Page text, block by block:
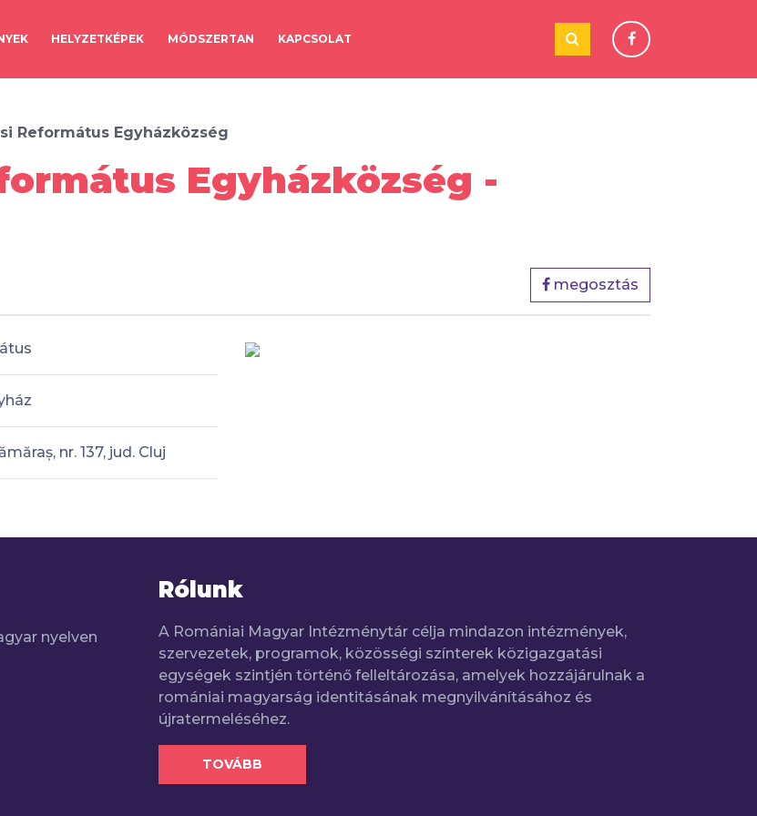
HELYZETKÉPEK MÓDSZERTAN KAPCSOLAT
Református Egyházközség
Egyházközség -
megosztás
nr. 137, jud. Cluj
nyelven
Rólunk
A Romániai Magyar Intézménytár célja mindazon intézmények,
szervezetek, programok, közösségi színterek közigazgatási
egységek szintjén történő felleltározása, amelyek hozzájárulnak a
romániai magyarság identitásának megnyilvánításához és
újratermeléséhez.
TOVÁBB